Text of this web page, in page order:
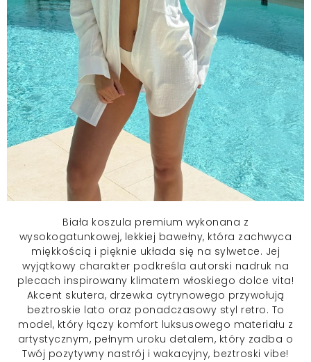
Biała koszula premium wykonana z
wysokogatunkowej, lekkiej bawełny, która zachwyca
miękkością i pięknie układa się na sylwetce. Jej
wyjątkowy charakter podkreśla autorski nadruk na
plecach inspirowany klimatem włoskiego dolce vita!
Akcent skutera, drzewka cytrynowego przywołują
beztroskie lato oraz ponadczasowy styl retro. To
model, który łączy komfort luksusowego materiału z
artystycznym, pełnym uroku detalem, który zadba o
Twój pozytywny nastrój i wakacyjny, beztroski vibe!